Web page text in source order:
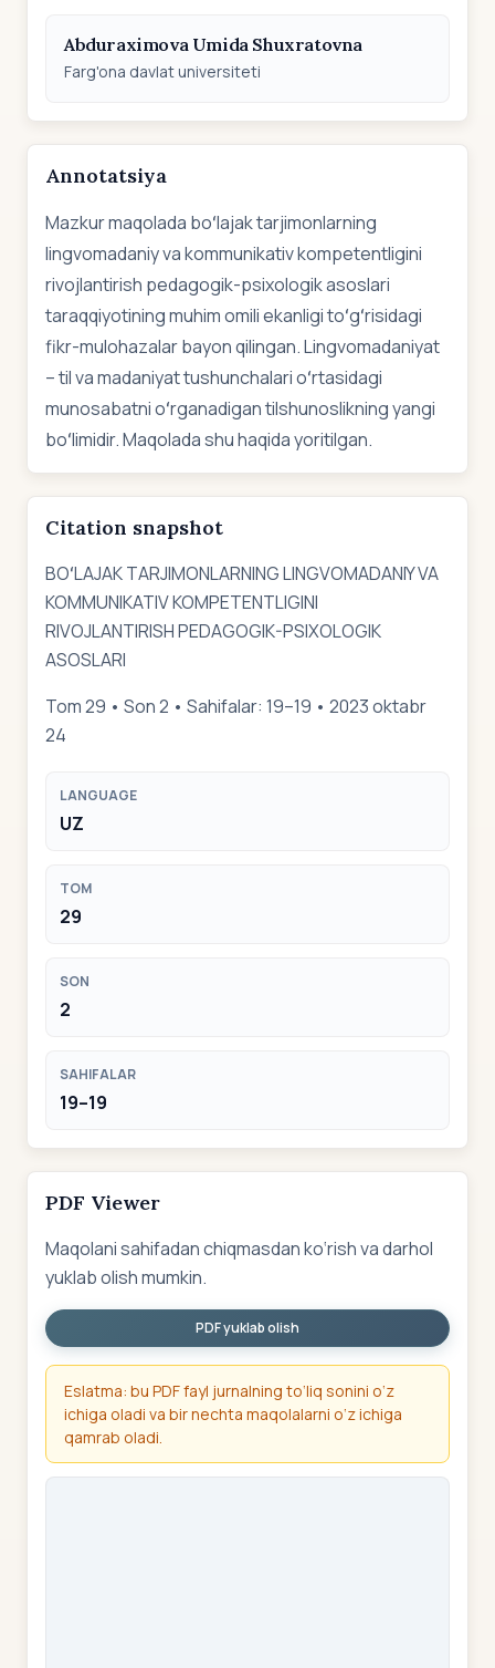
Abduraximova Umida Shuxratovna
Farg'ona davlat universiteti
Annotatsiya
Mazkur maqolada boʻlajak tarjimonlarning
lingvomadaniy va kommunikativ kompetentligini
rivojlantirish pedagogik-psixologik asoslari
taraqqiyotining muhim omili ekanligi toʻgʻrisidagi
fikr-mulohazalar bayon qilingan. Lingvomadaniyat
– til va madaniyat tushunchalari oʻrtasidagi
munosabatni oʻrganadigan tilshunoslikning yangi
boʻlimidir. Maqolada shu haqida yoritilgan.
Citation snapshot
BOʻLAJAK TARJIMONLARNING LINGVOMADANIY VA
KOMMUNIKATIV KOMPETENTLIGINI
RIVOJLANTIRISH PEDAGOGIK-PSIXOLOGIK
ASOSLARI
Tom 29 • Son 2 • Sahifalar: 19–19 • 2023 oktabr
24
LANGUAGE
UZ
TOM
29
SON
2
SAHIFALAR
19–19
PDF Viewer
Maqolani sahifadan chiqmasdan ko‘rish va darhol
yuklab olish mumkin.
PDF yuklab olish
Eslatma: bu PDF fayl jurnalning to‘liq sonini o‘z
ichiga oladi va bir nechta maqolalarni o‘z ichiga
qamrab oladi.